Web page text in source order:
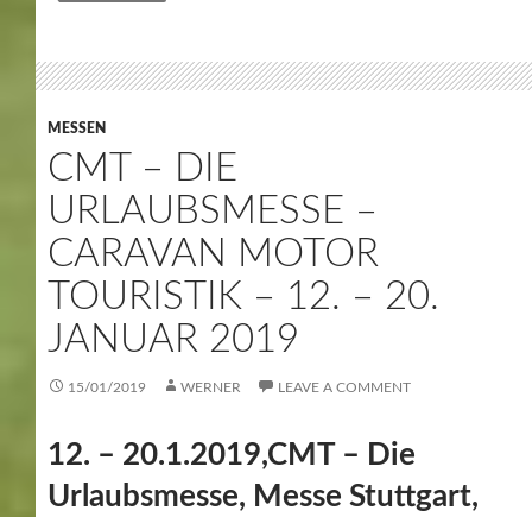
MESSEN
CMT – DIE
URLAUBSMESSE –
CARAVAN MOTOR
TOURISTIK – 12. – 20.
JANUAR 2019
15/01/2019 WERNER LEAVE A COMMENT
12. – 20.1.2019,CMT – Die
Urlaubsmesse, Messe Stuttgart,